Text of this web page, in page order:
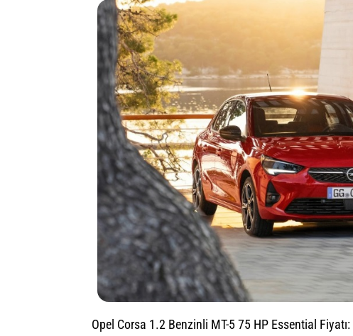
Opel Corsa 1.2 Benzinli MT-5 75 HP Essential Fiyatı: